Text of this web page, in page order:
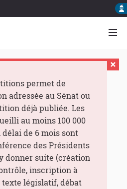
permet de
adressée au Sénat ou
déjà publiée. Les
au moins 100 000
de 6 mois sont
des Présidents
donner suite (création
inscription à
texte législatif, débat